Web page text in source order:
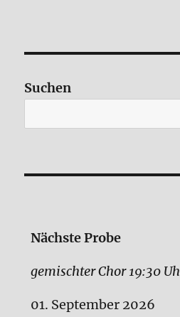
Beiträge
Suchen
Nächste Probe
gemischter Chor 19:30
01. September 2026